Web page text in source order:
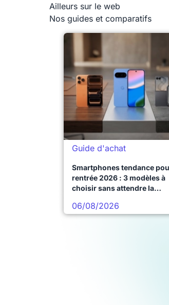
Ailleurs sur le web
Nos guides et comparatifs
Guide d'achat
Smartphones tendance
rentrée 2026 : 3 modèles à
choisir sans attendre la
06/08/2026